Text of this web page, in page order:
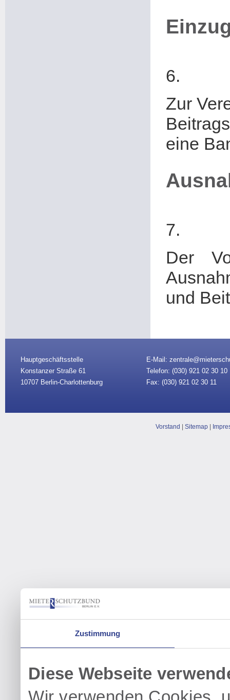
Zustimmung
Diese Webseite
6.
Zur
eine
7.
Der
und
Hauptgeschäftsstelle
Konstanzer Straße 61
10707 Berlin-Charlottenburg
E-Mail:
Telefon: (030) 921 02 30 10
Fax: (030) 921 02 30 11
Vorstand Sitemap|